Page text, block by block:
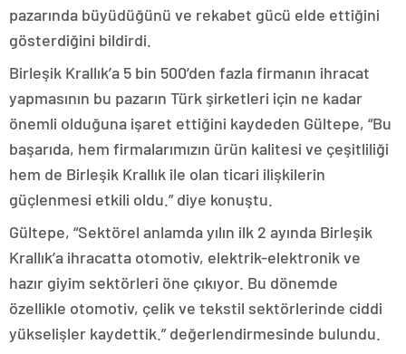
pazarında büyüdüğünü ve rekabet gücü elde ettiğini
gösterdiğini bildirdi.
Birleşik Krallık’a 5 bin 500’den fazla firmanın ihracat
yapmasının bu pazarın Türk şirketleri için ne kadar
önemli olduğuna işaret ettiğini kaydeden Gültepe, “Bu
başarıda, hem firmalarımızın ürün kalitesi ve çeşitliliği
hem de Birleşik Krallık ile olan ticari ilişkilerin
güçlenmesi etkili oldu.” diye konuştu.
Gültepe, “Sektörel anlamda yılın ilk 2 ayında Birleşik
Krallık’a ihracatta otomotiv, elektrik-elektronik ve
hazır giyim sektörleri öne çıkıyor. Bu dönemde
özellikle otomotiv, çelik ve tekstil sektörlerinde ciddi
yükselişler kaydettik.” değerlendirmesinde bulundu.